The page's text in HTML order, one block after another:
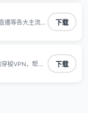
腾讯视频、B
云音乐、酷狗
你穿梭加速回
95%以上，一
播等各大主流
听歌,玩国服游
下载
梭VPN，帮助
区版权限制问
站、游戏及应
下载